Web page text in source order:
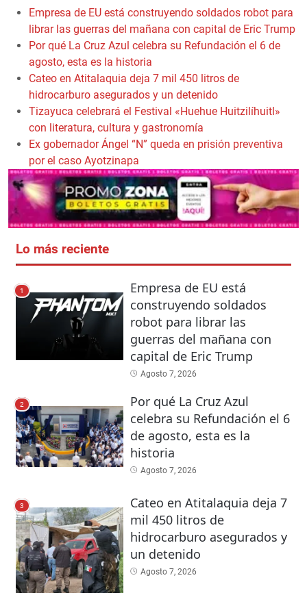
Empresa de EU está construyendo soldados robot para
librar las guerras del mañana con capital de Eric Trump
Por qué La Cruz Azul celebra su Refundación el 6 de
agosto, esta es la historia
Cateo en Atitalaquia deja 7 mil 450 litros de
hidrocarburo asegurados y un detenido
Tizayuca celebrará el Festival «Huehue Huitzilíhuitl»
con literatura, cultura y gastronomía
Ex gobernador Ángel “N” queda en prisión preventiva
por el caso Ayotzinapa
Lo más reciente
1
Empresa de EU está
construyendo soldados
robot para librar las
guerras del mañana con
capital de Eric Trump
Agosto 7, 2026
2
Por qué La Cruz Azul
celebra su Refundación el 6
de agosto, esta es la
historia
Agosto 7, 2026
3
Cateo en Atitalaquia deja 7
mil 450 litros de
hidrocarburo asegurados y
un detenido
Agosto 7, 2026